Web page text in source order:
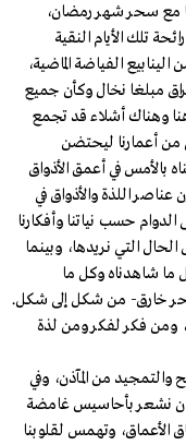
مع سحر شهر رمضان،
تلك الأيام النقية
الفياضة الماضية،
مبلغا نخال وكأن جميع
وهناك أشلاء قد تجمع
أعمارنا ليحتضن
بالأمس في أعمق الأذواق
اللذة والأذواق في
حسب نياتنا وأفكارنا
التي نريدها، وبينما
ما شاهدناه وكل ما
خارق- من شكل إلى شكل.
ومن فكر لفكر ومن لذة
من المآذن، وفي
نشعر بأحاسيس غامضة
الأعماق، وتهمس لقلوبنا